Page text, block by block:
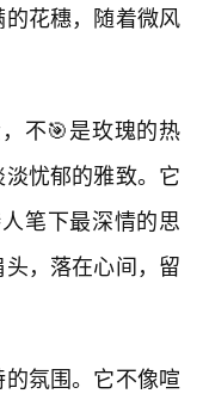
花穗，随着微风
不🎯是玫瑰的热
忧郁的雅致。它
笔下最深情的思
，落在心间，留
氛围。它不像喧